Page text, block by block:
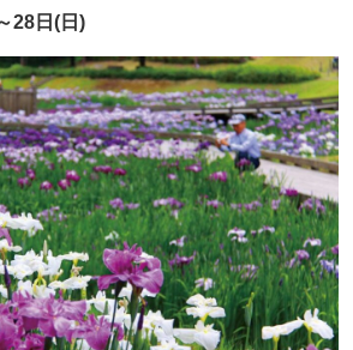
28日(日)